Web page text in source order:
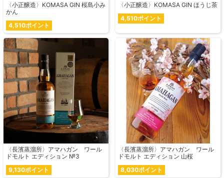
〈小正醸造〉KOMASA GIN 桜島小み
かん
4,510ポイント
〈小正醸造〉KOMASA GIN ほうじ茶
4,510ポイント
〈長濱蒸溜所〉アマハガン ワール
ドモルト エディション №3
9,130ポイント
〈長濱蒸溜所〉アマハガン ワール
ドモルト エディション 山桜
8,030ポイント